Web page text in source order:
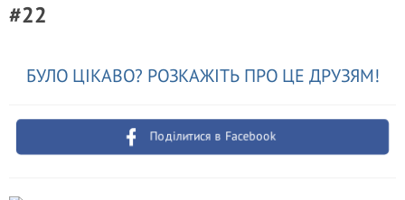
#22
БУЛО ЦІКАВО? РОЗКАЖІТЬ ПРО ЦЕ ДРУЗЯМ!
Поділитися в Facebook